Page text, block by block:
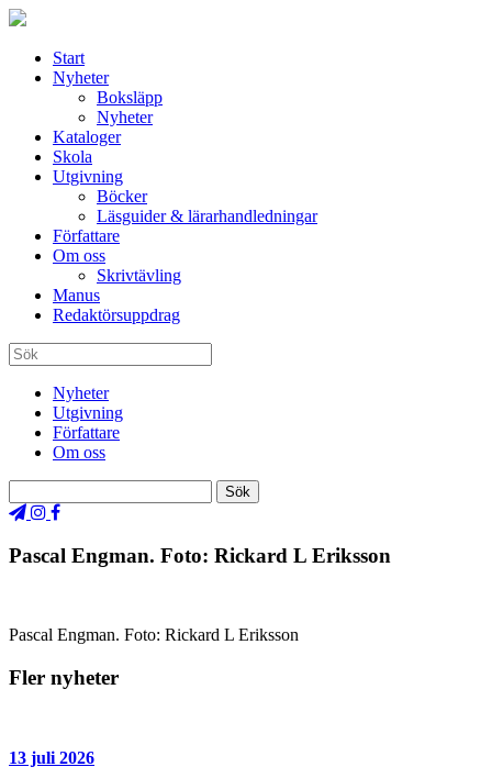
Start
Nyheter
Boksläpp
Nyheter
Kataloger
Skola
Utgivning
Böcker
Läsguider & lärarhandledningar
Författare
Om oss
Skrivtävling
Manus
Redaktörsuppdrag
Nyheter
Utgivning
Författare
Om oss
Pascal Engman. Foto: Rickard L Eriksson
Pascal Engman. Foto: Rickard L Eriksson
Fler nyheter
13 juli 2026